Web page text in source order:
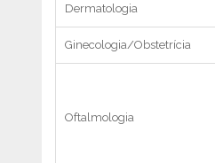
Dermatologia
Ginecologia/Obstetrícia
Oftalmologia